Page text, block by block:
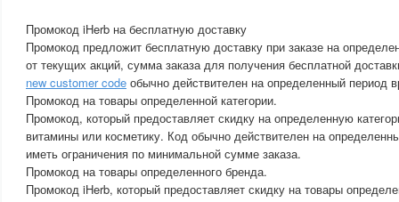
Промокод iHerb на бесплатную доставку
Промокод предложит бесплатную доставку при заказе на
от текущих акций, сумма заказа для получения бесплатной
new customer code обычно действителен на определенный период
Промокод на товары определенной категории.
Промокод, который предоставляет скидку на определенную
витамины или косметику. Код обычно действителен на
иметь ограничения по минимальной сумме заказа.
Промокод на товары определенного бренда.
Промокод iHerb, который предоставляет скидку на товары